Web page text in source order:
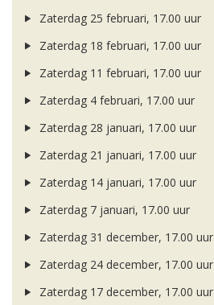
Zaterdag 25 februari, 17.00 uur
Zaterdag 18 februari, 17.00 uur
Zaterdag 11 februari, 17.00 uur
Zaterdag 4 februari, 17.00 uur
Zaterdag 28 januari, 17.00 uur
Zaterdag 21 januari, 17.00 uur
Zaterdag 14 januari, 17.00 uur
Zaterdag 7 januari, 17.00 uur
Zaterdag 31 december, 17.00 uur
Zaterdag 24 december, 17.00 uur
Zaterdag 17 december, 17.00 uur